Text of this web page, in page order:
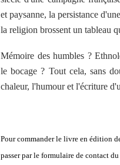
et paysanne, la persistance
la religion brossent un tableau
Mémoire des humbles ?
le bocage ? Tout cela, sans
chaleur, l'humour et l'écriture
Pour commander le livre en édition
passer par le formulaire de contact du